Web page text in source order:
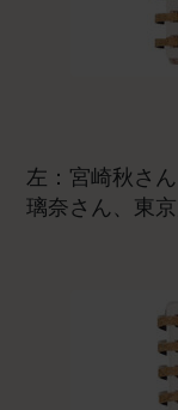
左：宮崎秋さ
璃奈さん、東